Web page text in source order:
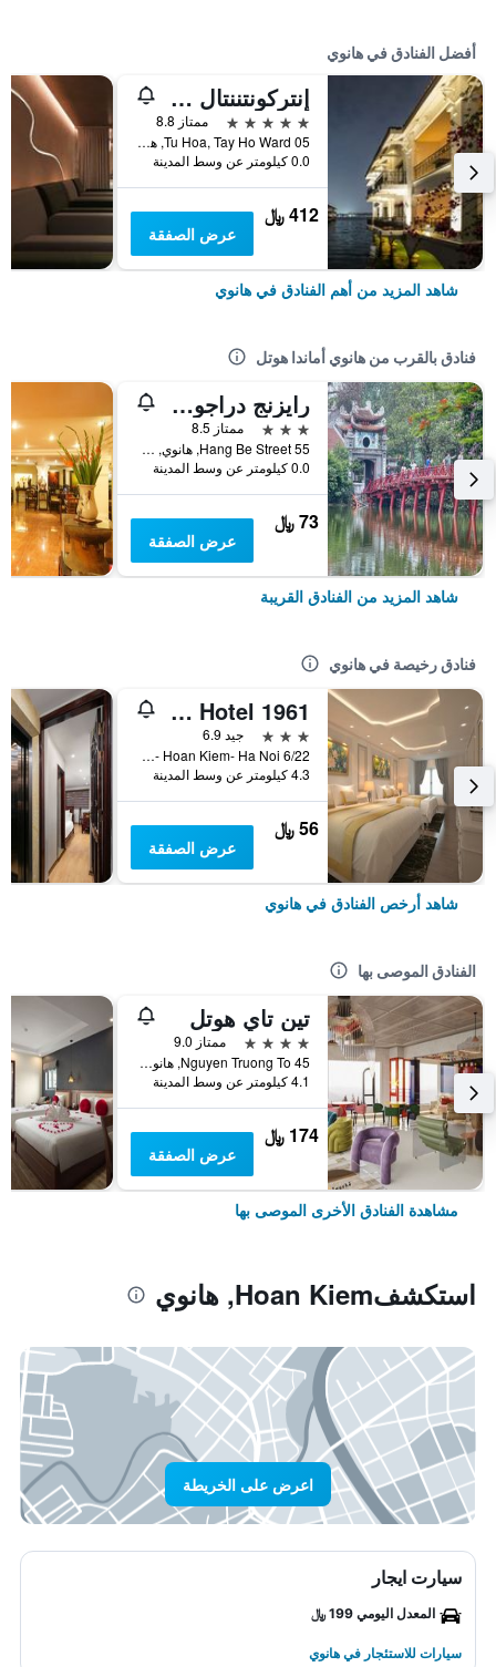
أفضل الفنادق في هانوي
إنتركونتننتال هانوي يستليك
5 نجوم
ممتاز 8.8
05 Tu Hoa, Tay Ho Ward, هانوي, فيتنام
0.0 كيلومتر عن وسط المدينة
412 ﷼
عرض الصفقة
شاهد المزيد من أهم الفنادق في هانوي
فنادق بالقرب من هانوي أماندا هوتل
رايزنج دراجون ليجند هوتل
3 نجوم
ممتاز 8.5
55 Hang Be Street, هانوي, فيتنام
0.0 كيلومتر عن وسط المدينة
73 ﷼
عرض الصفقة
شاهد المزيد من الفنادق القريبة
فنادق رخيصة في هانوي
Old Quarter Hotel 1961
3 نجوم
جيد 6.9
6/22 Hang Voi Street- Ly Thai To- Hoan Kiem- Ha Noi, هانوي, فيتنام
4.3 كيلومتر عن وسط المدينة
56 ﷼
عرض الصفقة
شاهد أرخص الفنادق في هانوي
الفنادق الموصى بها
تين تاي هوتل
4 نجوم
ممتاز 9.0
45 Nguyen Truong To, هانوي, فيتنام
4.1 كيلومتر عن وسط المدينة
174 ﷼
عرض الصفقة
مشاهدة الفنادق الأخرى الموصى بها
استكشفHoan Kiem, هانوي
اعرض على الخريطة
سيارت ايجار
المعدل اليومي 199 ﷼
سيارات للاستئجار في هانوي